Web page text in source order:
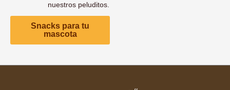
nuestros peluditos.
Snacks para tu
mascota